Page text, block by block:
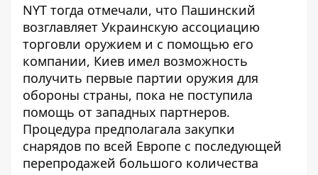
NYT тогда отмечали, что Пашинский
возглавляет Украинскую ассоциацию
торговли оружием и с помощью его
компании, Киев имел возможность
получить первые партии оружия для
обороны страны, пока не поступила
помощь от западных партнеров.
Процедура предполагала закупки
снарядов по всей Европе с последующей
перепродажей большого количества